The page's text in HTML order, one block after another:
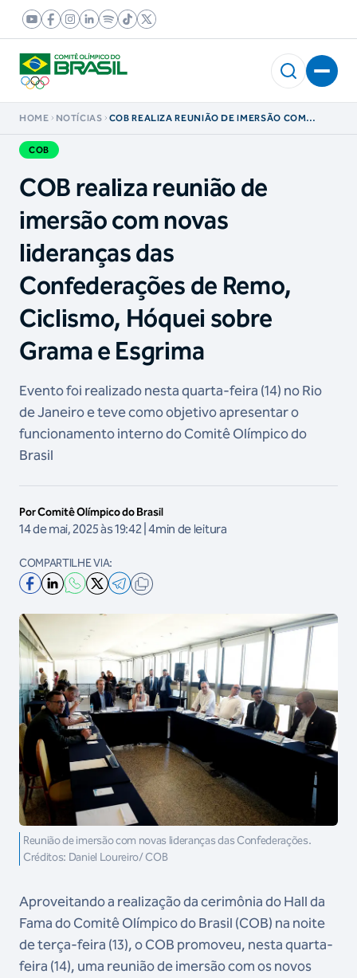
HOME NOTÍCIAS
COB REALIZA REUNIÃO DE IMERSÃO COM
COB
COB realiza reunião de
imersão com novas
lideranças das
Confederações de Remo,
Ciclismo, Hóquei sobre
Grama e Esgrima
Evento foi realizado nesta quarta-feira (14) no Rio
de Janeiro e teve como objetivo apresentar o
funcionamento interno do Comitê Olímpico do
Brasil
Por Comitê Olímpico do Brasil
14 de mai, 2025 às 19:42 | 4min de leitura
COMPARTILHE VIA:
Reunião de imersão com novas lideranças das Confederações.
Créditos: Daniel Loureiro/ COB
Aproveitando a realização da cerimônia do Hall da
Fama do Comitê Olímpico do Brasil (COB) na noite
de terça-feira (13), o COB promoveu, nesta quarta-
feira (14), uma reunião de imersão com os novos